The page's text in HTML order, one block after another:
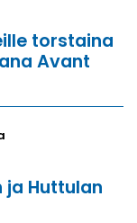
torstaina
Avant
Huttulan